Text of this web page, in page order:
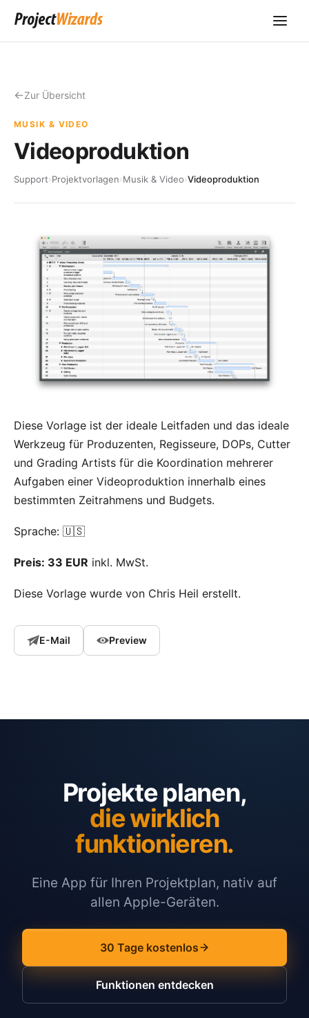
Zur Übersicht
MUSIK & VIDEO
Videoproduktion
Support›Projektvorlagen›Musik & Video›Videoproduktion
Diese Vorlage ist der ideale Leitfaden und das ideale
Werkzeug für Produzenten, Regisseure, DOPs, Cutter
und Grading Artists für die Koordination mehrerer
Aufgaben einer Videoproduktion innerhalb eines
bestimmten Zeitrahmens und Budgets.
Sprache: 🇺🇸
Preis: 33 EUR inkl. MwSt.
Diese Vorlage wurde von Chris Heil erstellt.
E-Mail Preview
Projekte planen,
die wirklich
funktionieren.
Eine App für Ihren Projektplan, nativ auf
allen Apple-Geräten.
30 Tage kostenlos
Funktionen entdecken